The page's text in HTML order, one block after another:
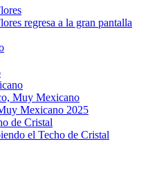
regresa a la gran pantalla
Muy Mexicano
Mexicano 2025
de Cristal
el Techo de Cristal